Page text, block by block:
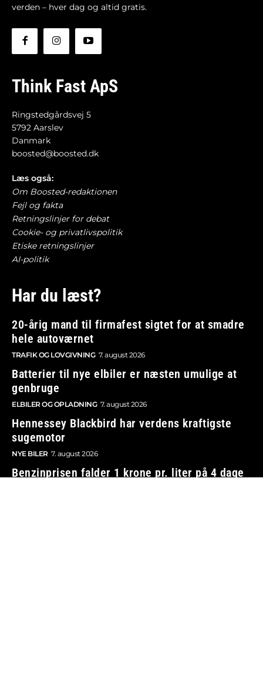
verden – hver dag og altid gratis.
Think Fast ApS
Ringstedgårdsvej 5
5792 Aarslev
Danmark
boosted@boosted.dk
Læs også:
Om Boosted-redaktionen
Fejl og fakta
Retningslinjer for debat
Cookie- og privatlivspolitik
Etiske retningslinjer
AI-politik
Har du læst?
20-årig mand til firmafest sigtet for at smadre
hele autoværnet
TRAFIK OG LOVGIVNING 7. august 2026
Batterier til nye elbiler er næsten umulige at
genbruge
ELBILER OG OPLADNING 7. august 2026
Hennessey Blackbird har verdens kraftigste
sugemotor
NYE BILER 7. august 2026
Benzinprisen falder 1 krone pr. liter på 4 dage